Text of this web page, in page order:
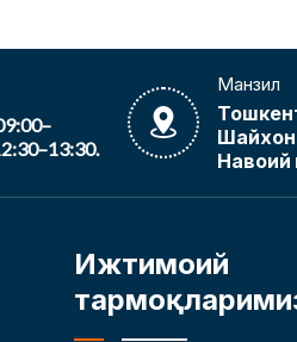
Манзил
Навоий
Ижтимоий